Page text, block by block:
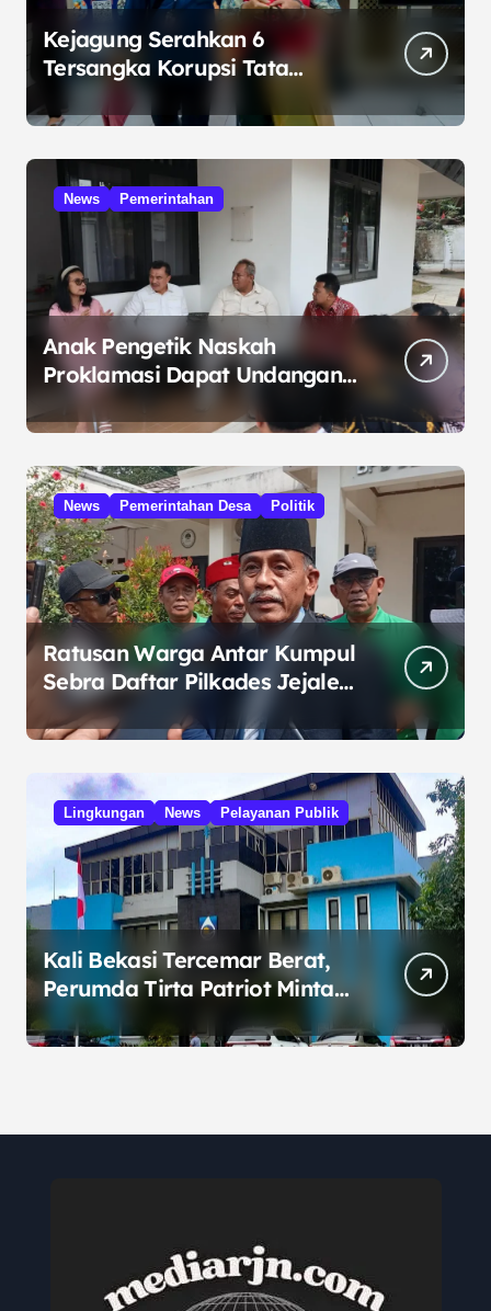
Kejagung Serahkan 6
Tersangka Korupsi Tata
Kelola Minyak ke Penuntut
Umum
News Pemerintahan
Anak Pengetik Naskah
Proklamasi Dapat Undangan
HUT RI dari Presiden
Prabowo
News Pemerintahan Desa Politik
Ratusan Warga Antar Kumpul
Sebra Daftar Pilkades Jejalen
Jaya, Serukan Pemilu Damai
Lingkungan News Pelayanan Publik
Kali Bekasi Tercemar Berat,
Perumda Tirta Patriot Minta
Maaf atas Penurunan Kualitas
Air